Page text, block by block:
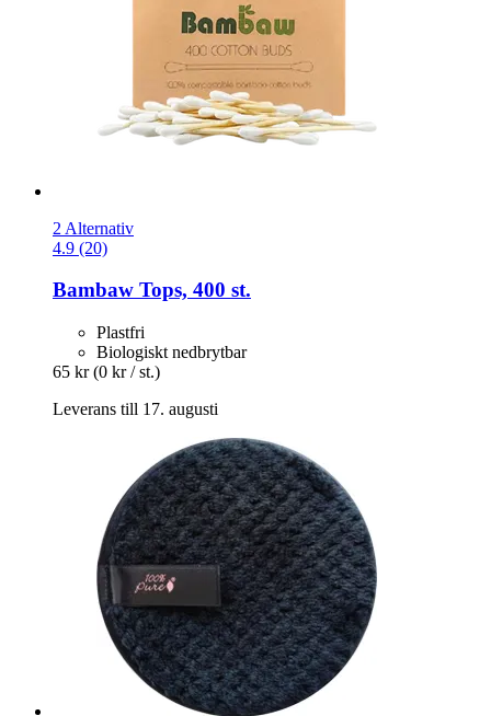
2 Alternativ
4.9 (20)
Bambaw Tops, 400 st.
Plastfri
Biologiskt nedbrytbar
65 kr (0 kr / st.)
Leverans till 17. augusti